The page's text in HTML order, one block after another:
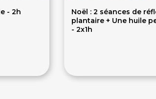
- 2h
Noël : 2 séances de
plantaire + Une huile
- 2x1h